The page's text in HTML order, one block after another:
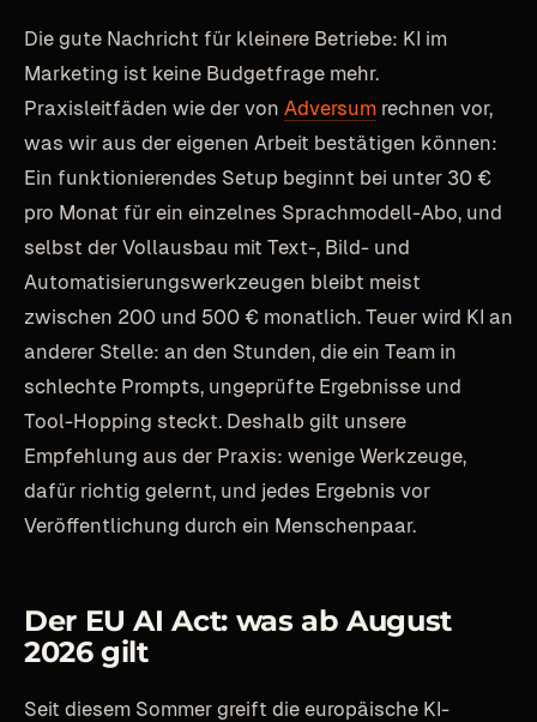
Die gute Nachricht für kleinere Betriebe: KI im
Marketing ist keine Budgetfrage mehr.
Praxisleitfäden wie der von Adversum rechnen vor,
was wir aus der eigenen Arbeit bestätigen können:
Ein funktionierendes Setup beginnt bei unter 30 €
pro Monat für ein einzelnes Sprachmodell-Abo, und
selbst der Vollausbau mit Text-, Bild- und
Automatisierungswerkzeugen bleibt meist
zwischen 200 und 500 € monatlich. Teuer wird KI an
anderer Stelle: an den Stunden, die ein Team in
schlechte Prompts, ungeprüfte Ergebnisse und
Tool-Hopping steckt. Deshalb gilt unsere
Empfehlung aus der Praxis: wenige Werkzeuge,
dafür richtig gelernt, und jedes Ergebnis vor
Veröffentlichung durch ein Menschenpaar.
Der EU AI Act: was ab August
2026 gilt
Seit diesem Sommer greift die europäische KI-